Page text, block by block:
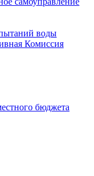
воды
Комиссия
бюджета